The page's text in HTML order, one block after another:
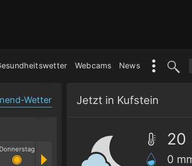
Webcams News
Wetter
Donnerstag Samstag
Jetzt in Kufstein
20
0